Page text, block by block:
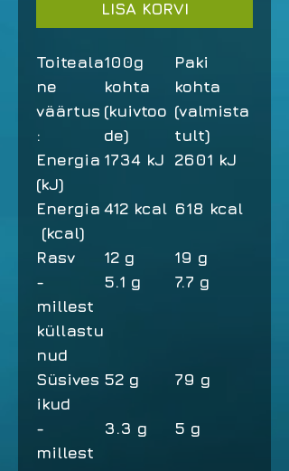
LISA KORVI
Toiteala
ne
väärtus
:
100g
kohta
(kuivtoo
de)
Paki
kohta
(valmista
tult)
Energia
(kJ)
1734 kJ 2601 kJ
Energia
(kcal)
412 kcal 618 kcal
Rasv 12 g
19 g
-
millest
küllastu
nud
5.1 g 7.7 g
Süsives
ikud
52 g 79 g
-
millest
3.3 g 5 g